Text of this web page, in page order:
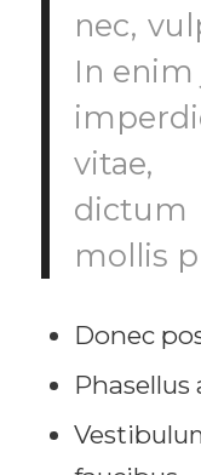
nec,
In
vitae,
mollis
Donec
Phasellus